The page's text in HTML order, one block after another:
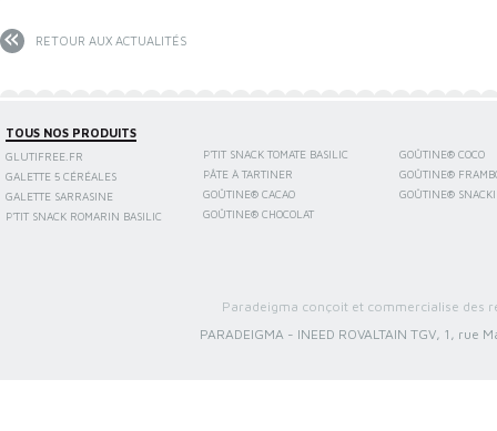
RETOUR AUX ACTUALITÉS
TOUS NOS PRODUITS
GLUTIFREE.FR
GALETTE 5 CÉRÉALES
GALETTE SARRASINE
P'TIT SNACK ROMARIN BASILIC
P'TIT SNACK TOMATE BASILIC
PÂTE À TARTINER
GOÛTINE® CACAO
GOÛTINE® CHOCOLAT
GOÛTINE® COCO
GOÛTINE®
GOÛTINE®
Paradeigma conçoit et commercialise des
PARADEIGMA - INEED ROVALTAIN TGV, 1, rue